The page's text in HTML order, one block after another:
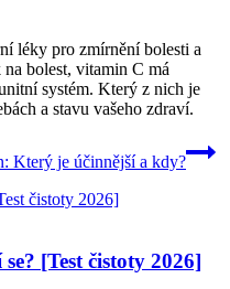
léky pro zmírnění bolesti a
bolest, vitamin C má
systém. Který z nich je
a stavu vašeho zdraví.
Který je účinnější a kdy?
[Test čistoty 2026]